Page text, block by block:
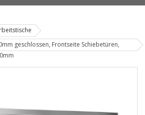
geschlossen, Frontseite Schiebetüren,